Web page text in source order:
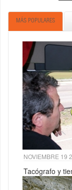
MÁS POPULARES
NOVIEMBRE 19
Tacógrafo y